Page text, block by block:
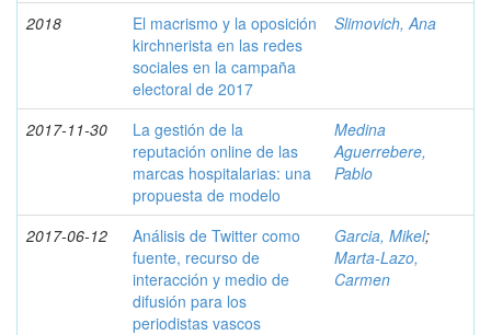
2018
El macrismo y la oposición
kirchnerista en las redes
sociales en la campaña
electoral de 2017
Slimovich, Ana
2017-11-30
La gestión de la
reputación online de las
marcas hospitalarias: una
propuesta de modelo
Medina
Aguerrebere,
Pablo
2017-06-12
Análisis de Twitter como
fuente, recurso de
interacción y medio de
difusión para los
periodistas vascos
Garcia, Mikel;
Marta-Lazo,
Carmen